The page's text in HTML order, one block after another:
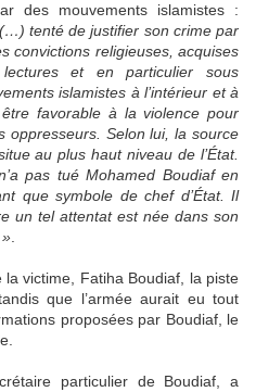
des mouvements islamistes :
tenté de justifier son crime par
convictions religieuses, acquises
et en particulier sous
islamistes à l’intérieur et à
favorable à la violence pour
oppresseurs. Selon lui, la source
au plus haut niveau de l’État.
pas tué Mohamed Boudiaf en
que symbole de chef d’État. Il
un tel attentat est née dans son
la victime, Fatiha Boudiaf, la piste
que l’armée aurait eu tout
proposées par Boudiaf, le
particulier de Boudiaf, a